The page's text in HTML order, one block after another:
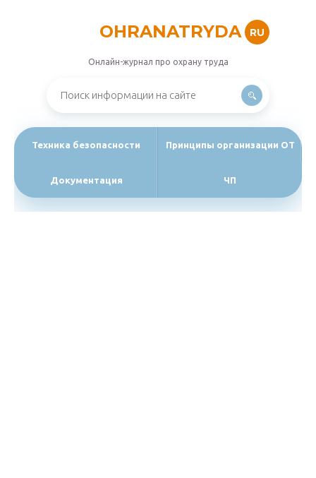
OHRANATRYDA RU
Онлайн-журнал про охрану труда
Техника безопасности Принципы организации ОТ
Документация ЧП